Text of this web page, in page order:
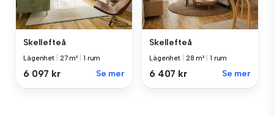
Skellefteå
Lägenhet 27 m² 1 rum
6 097 kr Se mer
Skellefteå
Lägenhet 28 m² 1 rum
6 407 kr Se mer